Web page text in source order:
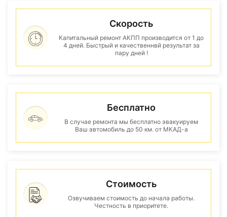
Скорость
Капитальный ремонт АКПП производится от 1 до
4 дней. Быстрый и качественнвй результат за
пару дней !
Бесплатно
В случае ремонта мы бесплатно эвакуируем
Ваш автомобиль до 50 км. от МКАД-а
Стоимость
Озвучиваем стоимость до начала работы.
Честность в приоритете.